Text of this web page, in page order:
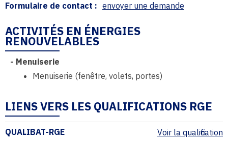
Formulaire de contact : envoyer une demande
ACTIVITÉS EN ÉNERGIES
RENOUVELABLES
- Menuiserie
Menuiserie (fenêtre, volets, portes)
LIENS VERS LES QUALIFICATIONS RGE
QUALIBAT-RGE Voir la qualification